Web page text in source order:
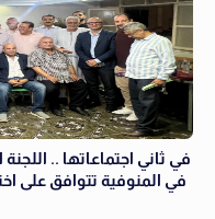
في ثاني اجتماعاتها ..
في المنوفية تتوافق على